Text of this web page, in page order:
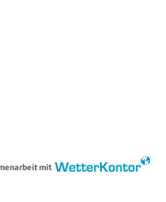
mit